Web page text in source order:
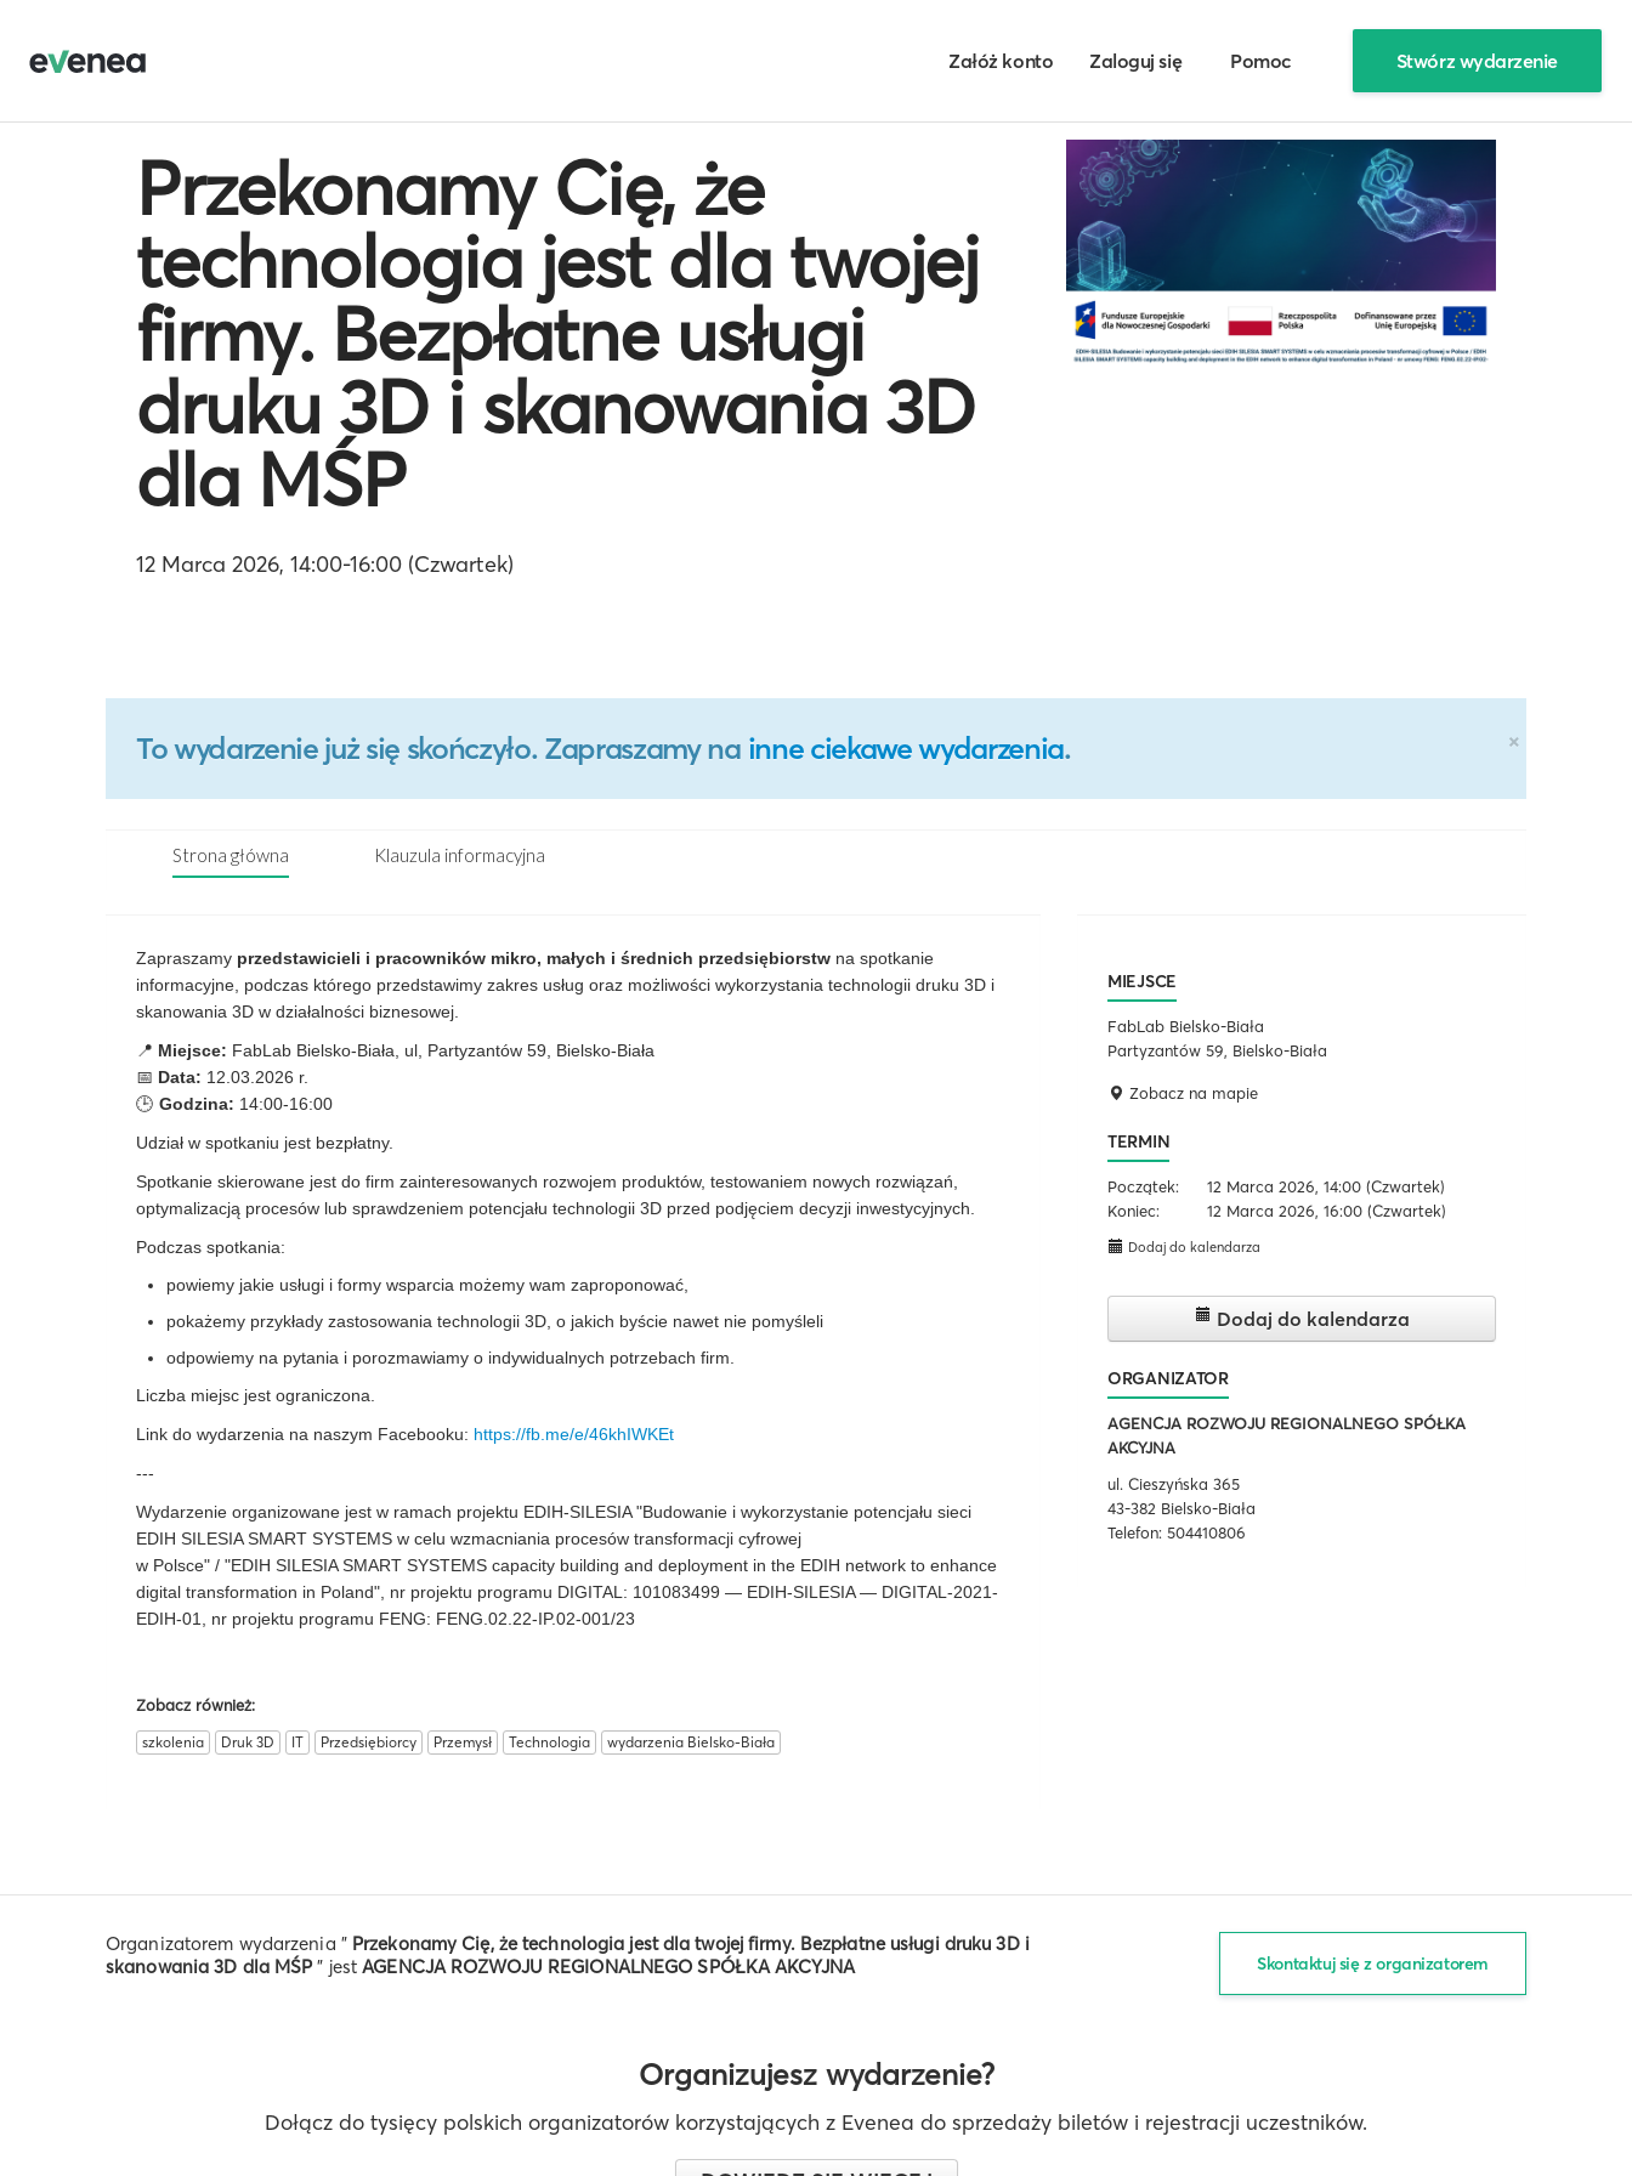
Załóż konto Zaloguj się Pomoc Stwórz wydarzenie
Przekonamy Cię, że
technologia jest dla twojej
firmy. Bezpłatne usługi
druku 3D i skanowania 3D
dla MŚP
12 Marca 2026, 14:00-16:00 (Czwartek)
×
To wydarzenie już się skończyło. Zapraszamy na inne ciekawe wydarzenia.
Strona główna Klauzula informacyjna
Zapraszamy przedstawicieli i pracowników mikro, małych i średnich przedsiębiorstw na spotkanie
informacyjne, podczas którego przedstawimy zakres usług oraz możliwości wykorzystania technologii druku 3D i
skanowania 3D w działalności biznesowej.
📍 Miejsce: FabLab Bielsko-Biała , ul, Partyzantów 59, Bielsko-Biała
📅 Data: 12 03 .2026 r.
🕒 Godzina: 14:00-16:00
Udział w spotkaniu jest bezpłatny.
Spotkanie skierowane jest do firm zainteresowanych rozwojem produktów, testowaniem nowych rozwiązań,
optymalizacją procesów lub sprawdzeniem potencjału technologii 3D przed podjęciem decyzji inwestycyjnych.
Podczas spotkania:
powiemy jakie usługi i formy wsparcia możemy wam zaproponować
pokażemy przykłady zastosowania technologii 3D o jakich byście nawet nie pomyśleli
odpowiemy na pytania i porozmawiamy o indywidualnych potrzebach firm.
Liczba miejsc jest ograniczona.
Link do wydarzenia na naszym Facebooku: https://fb.me/e/46khIWKEt
---
Wydarzenie organizowane jest w ramach projektu EDIH-SILESIA "Budowanie i wykorzystanie potencjału sieci
EDIH SILESIA SMART SYSTEMS w celu wzmacniania procesów transformacji cyfrowej
w Polsce" / "EDIH SILESIA SMART SYSTEMS capacity building and deployment in the EDIH network to enhance
digital transformation in Poland", nr projektu programu DIGITAL: 101083499 — EDIH-SILESIA — DIGITAL-2021-
EDIH-01, nr projektu programu FENG: FENG.02.22-IP.02-001/23
Zobacz również:
szkolenia Druk 3D IT Przedsiębiorcy Przemysł Technologia wydarzenia Bielsko-Biała
MIEJSCE
FabLab Bielsko-Biała
Partyzantów 59, Bielsko-Biała
Zobacz na mapie
TERMIN
Początek: 12 Marca 2026, 14:00 (Czwartek)
Koniec:
12 Marca 2026, 16:00 (Czwartek)
Dodaj do kalendarza
Dodaj do kalendarza
ORGANIZATOR
AGENCJA ROZWOJU REGIONALNEGO SPÓŁKA
AKCYJNA
ul. Cieszyńska 365
43-382 Bielsko-Biała
Telefon: 504410806
Organizatorem wydarzenia " Przekonamy Cię, że technologia jest dla twojej firmy. Bezpłatne usługi druku 3D i
skanowania 3D dla MŚP" jestAGENCJA ROZWOJU REGIONALNEGO SPÓŁKA AKCYJNA Skontaktuj się z organizatorem
Organizujesz wydarzenie?
Dołącz do tysięcy polskich organizatorów korzystających z Evenea do sprzedaży biletów i rejestracji uczestników.